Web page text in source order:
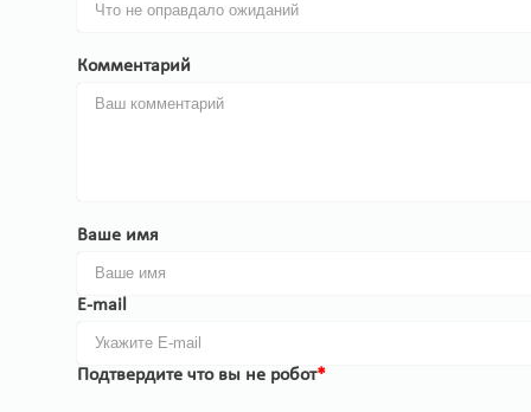
Комментарий
Ваше имя
E-mail
Подтвердите что вы не робот*